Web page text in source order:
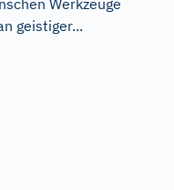
geistiger...